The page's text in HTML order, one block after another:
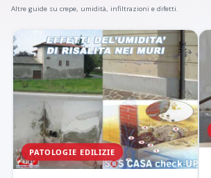
Altre guide su crepe, umidità, infiltrazioni e difetti.
PATOLOGIE EDILIZIE